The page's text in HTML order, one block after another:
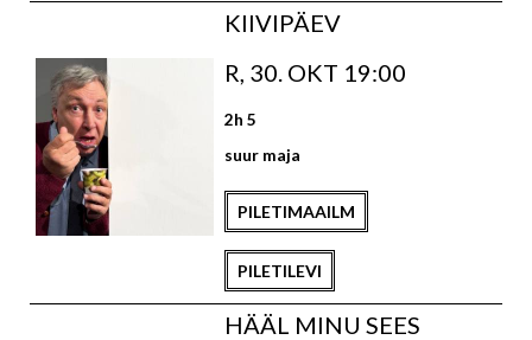
KIIVIPÄEV
R, 30. OKT 19:00
2h 5
suur maja
PILETIMAAILM
PILETILEVI
HÄÄL MINU SEES